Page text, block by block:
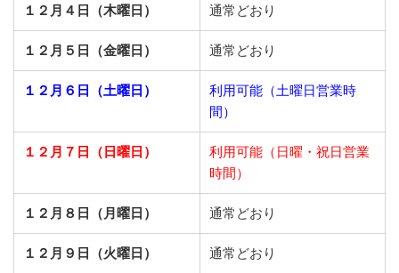
１２月４日（木曜日） 通常どおり
１２月５日（金曜日） 通常どおり
１２月６日（土曜日）
利用可能（土曜日営業時
間）
１２月７日（日曜日）
利用可能（日曜・祝日営業
時間）
１２月８日（月曜日） 通常どおり
１２月９日（火曜日） 通常どおり